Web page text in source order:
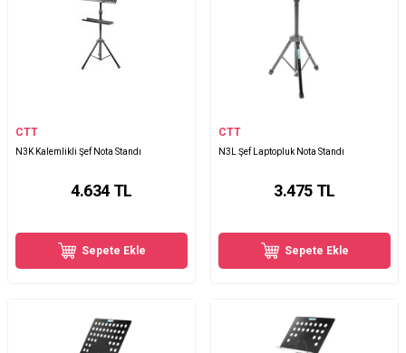
CTT
N3K Kalemlikli Şef Nota Standı
4.634 TL
Sepete Ekle
CTT
N3L Şef Laptopluk Nota Standı
3.475 TL
Sepete Ekle